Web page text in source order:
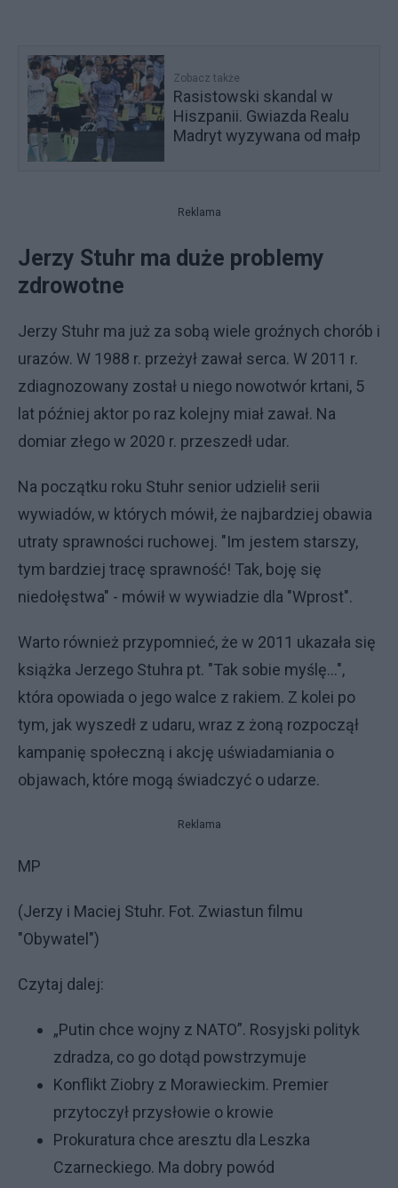
Zobacz także
Rasistowski skandal w
Hiszpanii. Gwiazda Realu
Madryt wyzywana od małp
Reklama
Jerzy Stuhr ma duże problemy
zdrowotne
Jerzy Stuhr ma już za sobą wiele groźnych chorób i
urazów. W 1988 r. przeżył zawał serca. W 2011 r.
zdiagnozowany został u niego nowotwór krtani, 5
lat później aktor po raz kolejny miał zawał. Na
domiar złego w 2020 r. przeszedł udar.
Na początku roku Stuhr senior udzielił serii
wywiadów, w których mówił, że najbardziej obawia
utraty sprawności ruchowej. "Im jestem starszy,
tym bardziej tracę sprawność! Tak, boję się
niedołęstwa" - mówił w wywiadzie dla "Wprost".
Warto również przypomnieć, że w 2011 ukazała się
książka Jerzego Stuhra pt. "Tak sobie myślę...",
która opowiada o jego walce z rakiem. Z kolei po
tym, jak wyszedł z udaru, wraz z żoną rozpoczął
kampanię społeczną i akcję uświadamiania o
objawach, które mogą świadczyć o udarze.
Reklama
MP
(Jerzy i Maciej Stuhr. Fot. Zwiastun filmu
"Obywatel")
Czytaj dalej:
„Putin chce wojny z NATO”. Rosyjski polityk
zdradza, co go dotąd powstrzymuje
Konflikt Ziobry z Morawieckim. Premier
przytoczył przysłowie o krowie
Prokuratura chce aresztu dla Leszka
Czarneckiego. Ma dobry powód